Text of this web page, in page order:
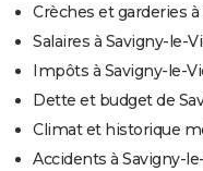
Crèches et garderies
Salaires à Savigny-le-
Impôts à Savigny-le-
Dette et budget de
Climat et historique
Accidents à Savigny-